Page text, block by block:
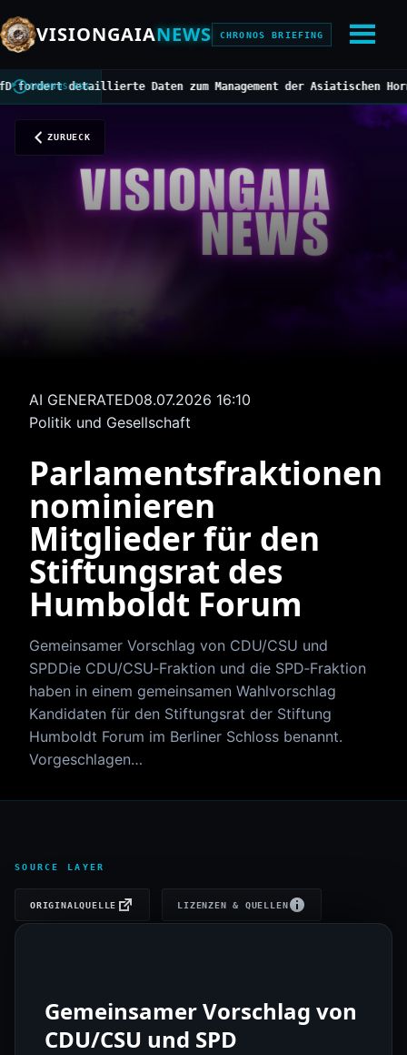
VISIONGAIANEWS CHRONOS BRIEFING
CHRONOS BUS
detaillierte Daten zum Management der Asiatischen Hornisse
ZURUECK
AI GENERATED08.07.2026 16:10
Politik und Gesellschaft
Parlamentsfraktionen
nominieren
Mitglieder für den
Stiftungsrat des
Humboldt Forum
Gemeinsamer Vorschlag von CDU/CSU und
SPDDie CDU/CSU‑Fraktion und die SPD‑Fraktion
haben in einem gemeinsamen Wahlvorschlag
Kandidaten für den Stiftungsrat der Stiftung
Humboldt Forum im Berliner Schloss benannt.
Vorgeschlagen…
SOURCE LAYER
ORIGINALQUELLE LIZENZEN & QUELLEN
Gemeinsamer Vorschlag von
CDU/CSU und SPD